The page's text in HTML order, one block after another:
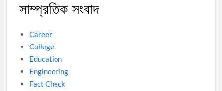
সাম্প্রতিক সংবাদ
Career
College
Education
Engineering
Fact Check